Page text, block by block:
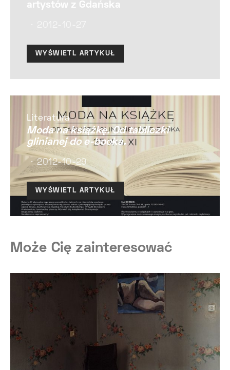
artystów z Gdańska
WYŚWIETL ARTYKUŁ
Literatura
Moda na książkę. Od tabliczki
glinianej do e-booka.
2012-10-29
WYŚWIETL ARTYKUŁ
Może Cię zainteresować